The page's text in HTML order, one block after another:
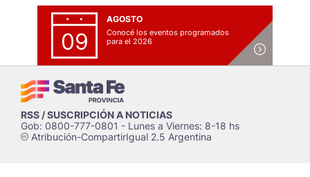
09
AGOSTO
Conocé los eventos programados
para el 2026
RSS / SUSCRIPCIÓN A NOTICIAS
Gob: 0800-777-0801 - Lunes a Viernes: 8-18 hs
cAtribución-CompartirIgual 2.5 Argentina